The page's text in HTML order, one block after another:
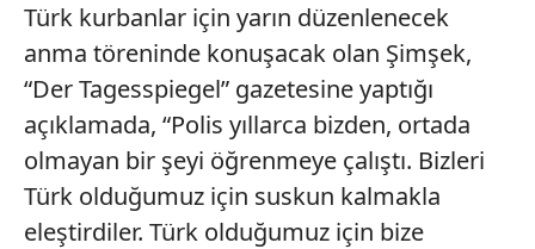
Türk kurbanlar için yarın düzenlenecek
anma töreninde konuşacak olan Şimşek,
“Der Tagesspiegel” gazetesine yaptığı
açıklamada, “Polis yıllarca bizden, ortada
olmayan bir şeyi öğrenmeye çalıştı. Bizleri
Türk olduğumuz için suskun kalmakla
eleştirdiler. Türk olduğumuz için bize